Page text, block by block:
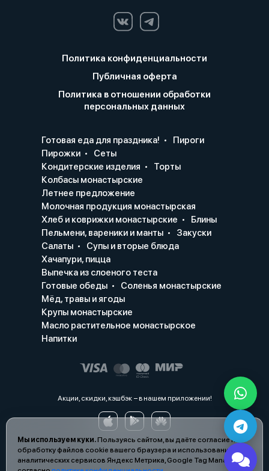
Мы используем куки.Пользуясь сайтом, вы даёте согласие на
обработку файлов cookie вашего браузера и использование
аналитических сервисов Яндекс Метрика, Google Tag Manager
Политика конфиденциальности
Публичная оферта
Политика в отношении обработки
персональных данных
Готовая еда для праздника!
Пироги
Пирожки
Сеты
Кондитерские изделия
Торты
Колбасы монастырские
Летнее предложение
Молочная продукция монастырская
Хлеб и коврижки монастырские
Блины
Пельмени, вареники и манты
Закуски
Салаты
Супы и вторые блюда
Хачапури, пицца
Выпечка из слоеного теста
Готовые обеды
Соленья монастырские
Мёд, травы и ягоды
Крупы монастырские
Масло растительное монастырское
Напитки
Акции, скидки, кэшбэк − в нашем приложении!